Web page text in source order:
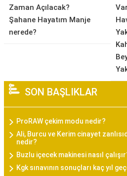
Zaman Açılacak?
Şahane Hayatım Manje
nerede?
SON BAŞLIKLAR
ProRAW çekim modu nedir?
Ali, Burcu ve Kerim cinayet
nedir?
Buzlu içecek makinesi nasıl
Kgk sınavının sonuçları kaç yıl